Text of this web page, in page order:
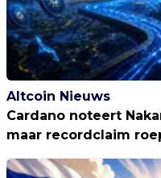
Altcoin Nieuws
Cardano noteert
maar recordclaim